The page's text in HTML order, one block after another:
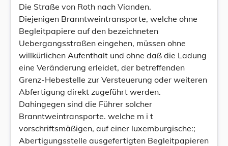
Die Straße von Roth nach Vianden.
Diejenigen Branntweintransporte, welche ohne
Begleitpapiere auf den bezeichneten
Uebergangsstraßen eingehen, müssen ohne
willkürlichen Aufenthalt und ohne daß die Ladung
eine Veränderung erleidet, der betreffenden
Grenz-Hebestelle zur Versteuerung oder weiteren
Abfertigung direkt zugeführt werden.
Dahingegen sind die Führer solcher
Branntweintransporte. welche m i t
vorschriftsmäßigen, auf einer luxemburgische:;
Abertigungsstelle ausgefertigten Begleitpapieren